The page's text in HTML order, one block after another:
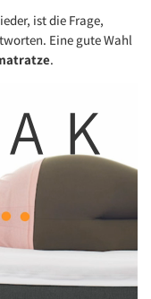
ist die Frage,
Eine gute Wahl
.